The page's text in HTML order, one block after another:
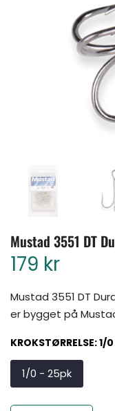
Mustad 3551 DT
179 kr
Mustad 3551 DT
er bygget på
KROKSTØRRELSE:1/
1/0 - 25pk